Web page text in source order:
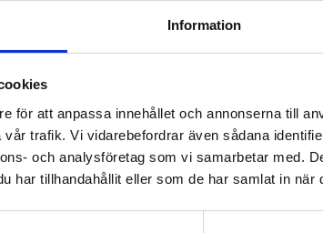
Information
för att anpassa innehållet och annonserna till
trafik. Vi vidarebefordrar även sådana
och analysföretag som vi samarbetar med.
har tillhandahållit eller som de har samlat in när
i önskelista
IDEALBOX –
utdragbara brevkorgar
med plats för dokument,
mappar, broschyrer,
block mm.
1 107kr
Lägg till i önskelista
KÖP
hygieneleeds.se
Vill du handla som företag eller privatperson?
FÖRETAG
Priser visas exkl. moms
PRIVAT
Priser visas inkl.